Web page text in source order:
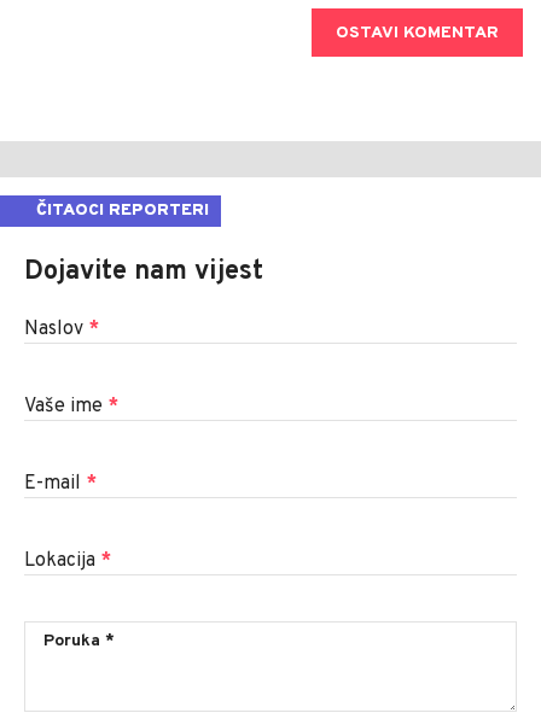
OSTAVI KOMENTAR
ČITAOCI REPORTERI
Dojavite nam vijest
Naslov *
Vaše ime *
E-mail *
Lokacija *